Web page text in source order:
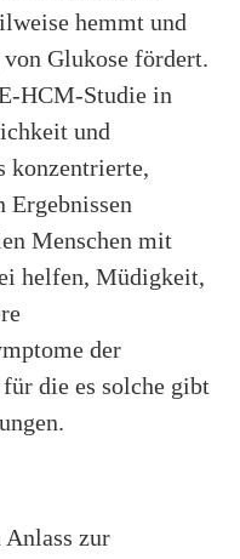
hemmt und
von Glukose fördert.
HCM-Studie in
und
konzentrierte,
Ergebnissen
Menschen mit
helfen, Müdigkeit,
der
die es solche gibt
Anlass zur